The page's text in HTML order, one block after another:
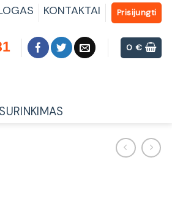
KONTAKTAI Prisijungti
0€
SURINKIMAS